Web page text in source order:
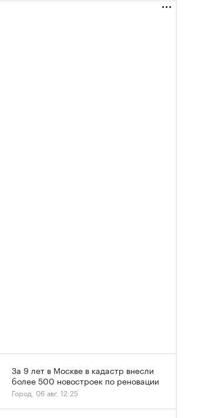
За 9 лет в Москве в кадастр внесли
более 500 новостроек по реновации
Город, 06 авг, 12:25